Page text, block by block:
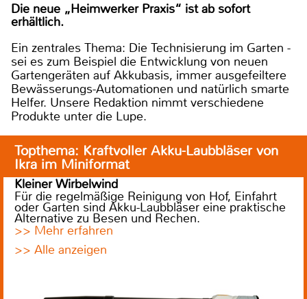
Die neue „Heimwerker Praxis“ ist ab sofort
erhältlich.
Ein zentrales Thema: Die Technisierung im Garten -
sei es zum Beispiel die Entwicklung von neuen
Gartengeräten auf Akkubasis, immer ausgefeiltere
Bewässerungs-Automationen und natürlich smarte
Helfer. Unsere Redaktion nimmt verschiedene
Produkte unter die Lupe.
Topthema: Kraftvoller Akku-Laubbläser von
Ikra im Miniformat
Kleiner Wirbelwind
Für die regelmäßige Reinigung von Hof, Einfahrt
oder Garten sind Akku-Laubbläser eine praktische
Alternative zu Besen und Rechen.
>> Mehr erfahren
>> Alle anzeigen